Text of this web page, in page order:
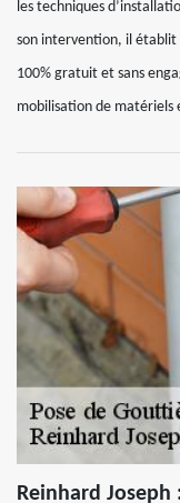
les techniques
son intervention, il établit
100% gratuit et sans
mobilisation de matériels
Reinhard